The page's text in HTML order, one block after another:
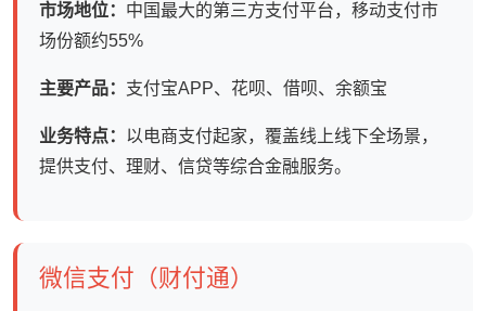
市场地位： 中国最大的第三方支付平台，移动支付市
场份额约55%
主要产品： 支付宝APP、花呗、借呗、余额宝
业务特点： 以电商支付起家，覆盖线上线下全场景，
提供支付、理财、信贷等综合金融服务。
微信支付（财付通）